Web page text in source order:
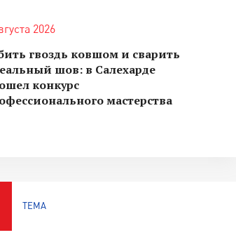
2026
гвоздь ковшом и сварить
шов: в Салехарде
конкурс
мастерства
ТЕМА